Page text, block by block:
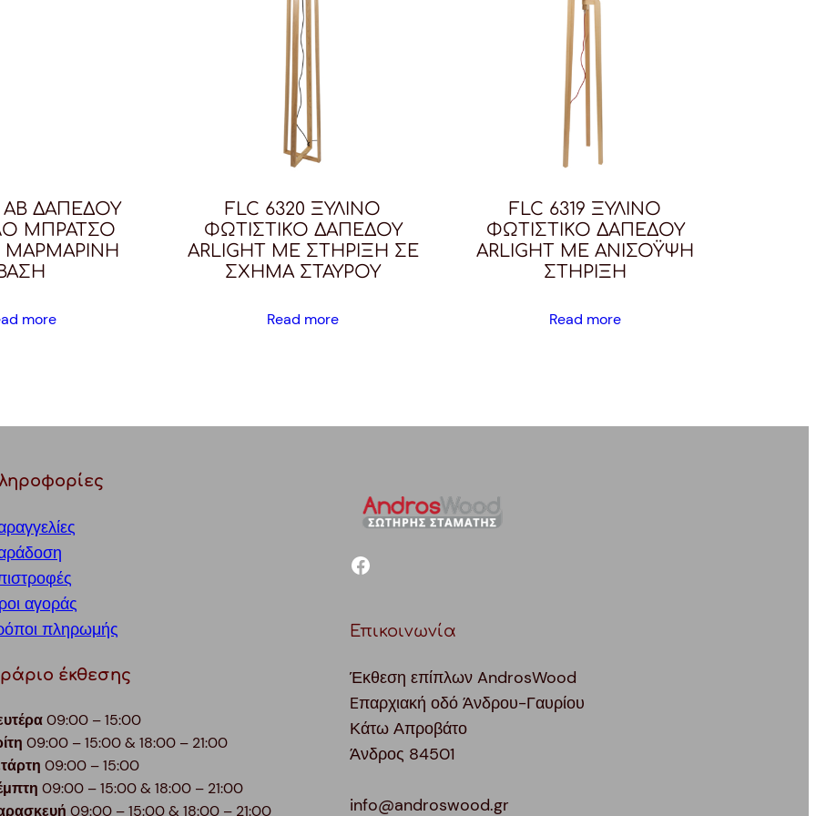
AB ΔΑΠΕΔΟΥ
ΜΠΡΑΤΣΟ
more
FLC 6320 ΞΥΛΙΝΟ
ΦΩΤΙΣΤΙΚΟ ΔΑΠΕΔΟΥ
ARLIGHT ΜΕ ΣΤΗΡΙΞΗ ΣΕ
ΣΧΗΜΑ ΣΤΑΥΡΟΥ
Read more
FLC 6319 ΞΥΛΙΝΟ
ΦΩΤΙΣΤΙΚΟ ΔΑΠΕΔΟΥ
ARLIGHT ΜΕ ΑΝΙΣΟΫΨΗ
ΣΤΗΡΙΞΗ
Read more
αγοράς
πληρωμής
έκθεσης
09:00 – 15:00
09:00 – 15:00 & 18:00 – 21:00
09:00 – 15:00
09:00 – 15:00 & 18:00 – 21:00
09:00 – 15:00 & 18:00 – 21:00
facebook
Επικοινωνία
Έκθεση επίπλων AndrosWood
Eπαρχιακή οδό Άνδρου-Γαυρίου
Κάτω Απροβάτο
Άνδρος 84501
info@androswood.gr